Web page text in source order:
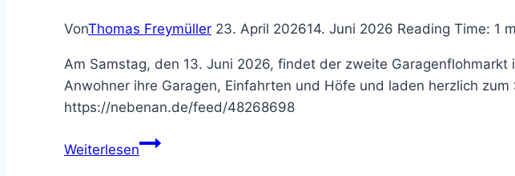
VonThomas Freymüller 23. April 202614. Juni 2026 Reading Time: 1
Am Samstag, den 13. Juni 2026, findet der zweite
Anwohner ihre Garagen, Einfahrten und Höfe und laden herzlich
https://nebenan.de/feed/48268698
Weiterlesen2.